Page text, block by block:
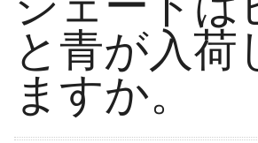
と青が入荷
ますか。